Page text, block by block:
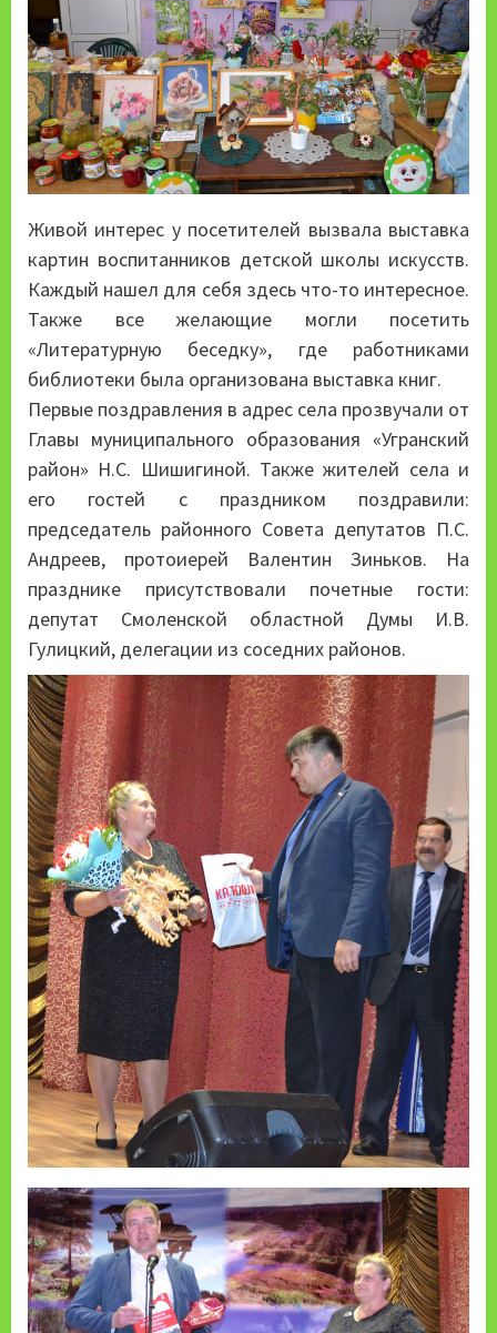
Живой интерес у посетителей вызвала выставка
картин воспитанников детской школы искусств.
Каждый нашел для себя здесь что-то интересное.
Также все желающие могли посетить
«Литературную беседку», где работниками
библиотеки была организована выставка книг.
Первые поздравления в адрес села прозвучали от
Главы муниципального образования «Угранский
район» Н.С. Шишигиной. Также жителей села и
его гостей с праздником поздравили:
председатель районного Совета депутатов П.С.
Андреев, протоиерей Валентин Зиньков. На
празднике присутствовали почетные гости:
депутат Смоленской областной Думы И.В.
Гулицкий, делегации из соседних районов.